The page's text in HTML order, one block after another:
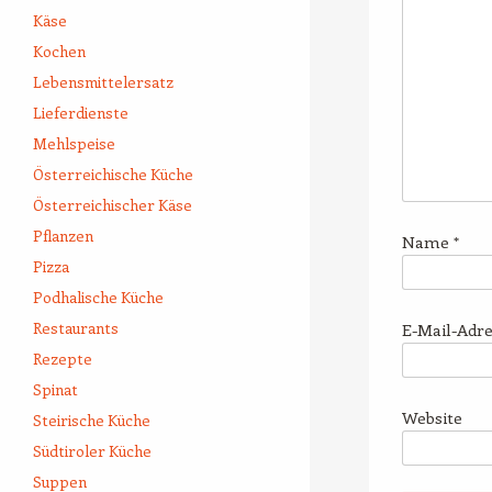
Name *
E-Mail-
Website
Käse
Kochen
Lebensmittelersatz
Lieferdienste
Mehlspeise
Österreichische Küche
Österreichischer Käse
Pflanzen
Pizza
Podhalische Küche
Restaurants
Rezepte
Spinat
Steirische Küche
Südtiroler Küche
Suppen